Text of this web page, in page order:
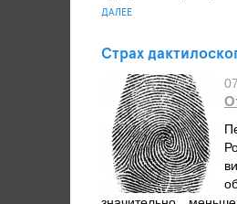
ДАЛЕЕ
Страх